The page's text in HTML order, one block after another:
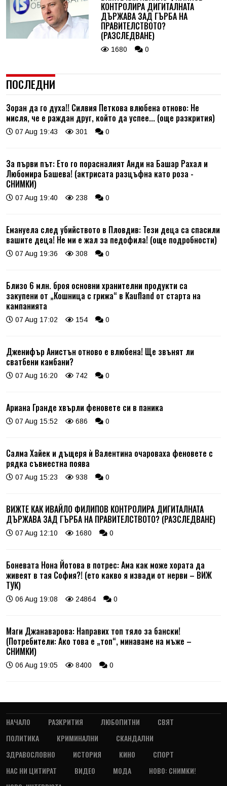
КОНТРОЛИРА ДИГИТАЛНАТА
ДЪРЖАВА ЗАД ГЪРБА НА
ПРАВИТЕЛСТВОТО?
(РАЗСЛЕДВАНЕ)
1680 0
ПОСЛЕДНИ
Зоран да го духа!! Силвия Петкова влюбена отново: Не
мисля, че е раждан друг, който да успее... (още разкрития)
07 Aug 19:43 301 0
За първи път: Ето го порасналият Анди на Башар Рахал и
Любомира Башева! (актрисата разцъфна като роза -
СНИМКИ)
07 Aug 19:40 238 0
Емануела след убийството в Пловдив: Тези деца са спасили
вашите деца! Не ми е жал за педофила! (още подробности)
07 Aug 19:36 308 0
Близо 6 млн. броя основни хранителни продукти са
закупени от „Кошница с грижа“ в Kaufland от старта на
кампанията
07 Aug 17:02 154 0
Дженифър Анистън отново е влюбена! Ще звънят ли
сватбени камбани?
07 Aug 16:20 742 0
Ариана Гранде хвърли феновете си в паника
07 Aug 15:52 686 0
Салма Хайек и дъщеря ѝ Валентина очароваха феновете с
рядка съвместна поява
07 Aug 15:23 938 0
ВИЖТЕ КАК ИВАЙЛО ФИЛИПОВ КОНТРОЛИРА ДИГИТАЛНАТА
ДЪРЖАВА ЗАД ГЪРБА НА ПРАВИТЕЛСТВОТО? (РАЗСЛЕДВАНЕ)
07 Aug 12:10 1680 0
Боневата Нона Йотова в потрес: Ама как може хората да
живеят в тая София?! (ето какво я извади от нерви – ВИЖ
ТУК)
06 Aug 19:08 24864 0
Маги Джанаварова: Направих топ тяло за бански!
(Потребители: Ако това е „топ“, минаваме на мъже –
СНИМКИ)
06 Aug 19:05 8400 0
НАЧАЛО РАЗКРИТИЯ ЛЮБОПИТНИ
СВЯТ
ПОЛИТИКА
КРИМИНАЛНИ
СКАНДАЛНИ
ЗДРАВОСЛОВНО
ИСТОРИЯ КИНО
СПОРТ
НАС НИ ЦИТИРАТ
ВИДЕО МОДА
НОВО: СНИМКИ!